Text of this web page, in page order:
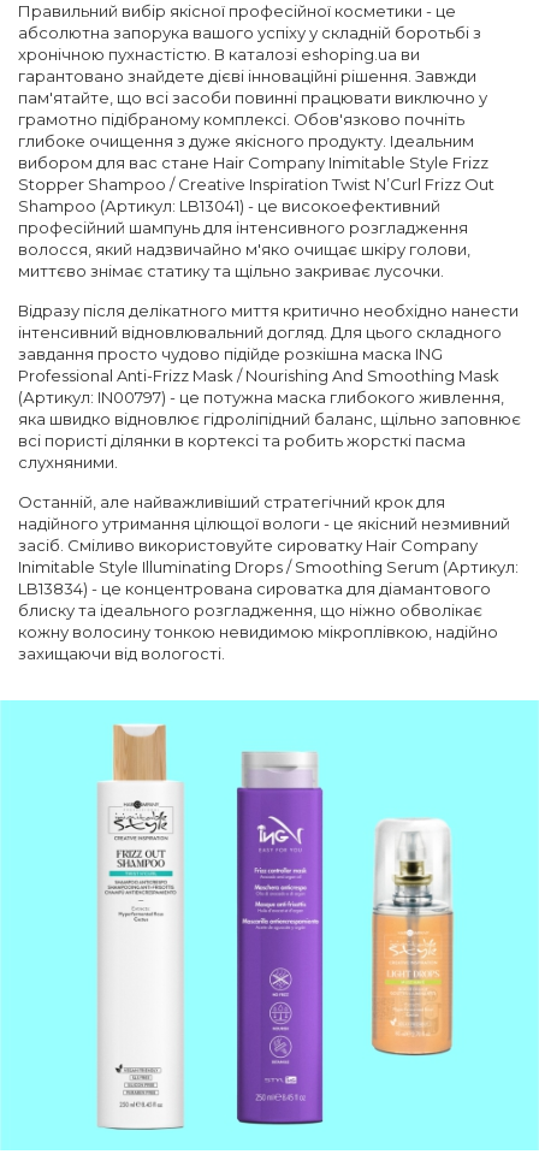
Правильний вибір якісної професійної косметики - це
абсолютна запорука вашого успіху у складній боротьбі з
хронічною пухнастістю. В каталозі eshoping.ua ви
гарантовано знайдете дієві інноваційні рішення. Завжди
пам'ятайте, що всі засоби повинні працювати виключно у
грамотно підібраному комплексі. Обов'язково почніть
глибоке очищення з дуже якісного продукту. Ідеальним
вибором для вас стане Hair Company Inimitable Style Frizz
Stopper Shampoo / Creative Inspiration Twist N’Curl Frizz Out
Shampoo (Артикул: LB13041) - це високоефективний
професійний шампунь для інтенсивного розгладження
волосся, який надзвичайно м'яко очищає шкіру голови,
миттєво знімає статику та щільно закриває лусочки.
Відразу після делікатного миття критично необхідно нанести
інтенсивний відновлювальний догляд. Для цього складного
завдання просто чудово підійде розкішна маска ING
Professional Anti-Frizz Mask / Nourishing And Smoothing Mask
(Артикул: IN00797) - це потужна маска глибокого живлення,
яка швидко відновлює гідроліпідний баланс, щільно заповнює
всі пористі ділянки в кортексі та робить жорсткі пасма
слухняними.
Останній, але найважливіший стратегічний крок для
надійного утримання цілющої вологи - це якісний незмивний
засіб. Сміливо використовуйте сироватку Hair Company
Inimitable Style Illuminating Drops / Smoothing Serum (Артикул:
LB13834) - це концентрована сироватка для діамантового
блиску та ідеального розгладження, що ніжно обволікає
кожну волосину тонкою невидимою мікроплівкою, надійно
захищаючи від вологості.